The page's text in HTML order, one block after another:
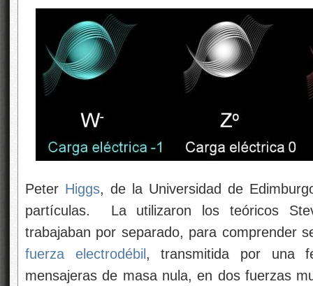
Peter Higgs, de la Universidad de
partículas. La utilizaron los teóricos
trabajaban por separado, para comprender
fuerza electrodébil , transmitida por una
mensajeras de masa nula, en dos fuerzas